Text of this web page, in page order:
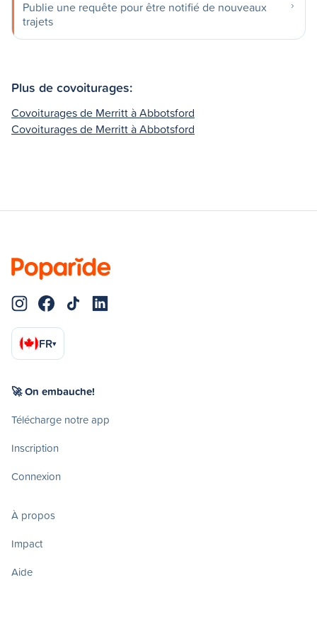
Publie une requête pour être notifié de nouveaux
trajets
Plus de covoiturages:
Covoiturages de Merritt à Abbotsford
Covoiturages de Merritt à Abbotsford
FR▾
🚀 On embauche!
Télécharge notre app
Inscription
Connexion
À propos
Impact
Aide